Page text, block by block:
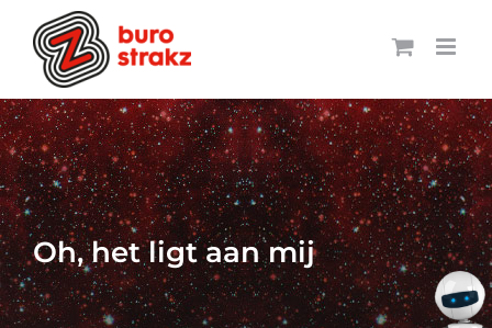
naar
inhoud
Oh, het ligt aan mij